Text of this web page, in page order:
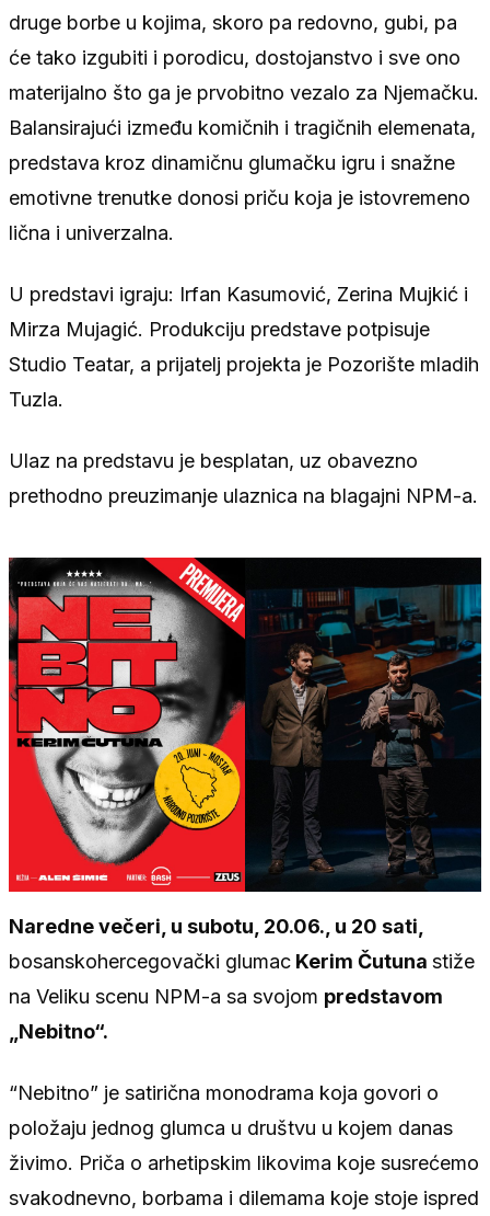
druge borbe u kojima, skoro pa redovno, gubi, pa
će tako izgubiti i porodicu, dostojanstvo i sve ono
materijalno što ga je prvobitno vezalo za Njemačku.
Balansirajući između komičnih i tragičnih elemenata,
predstava kroz dinamičnu glumačku igru i snažne
emotivne trenutke donosi priču koja je istovremeno
lična i univerzalna.
U predstavi igraju: Irfan Kasumović, Zerina Mujkić i
Mirza Mujagić. Produkciju predstave potpisuje
Studio Teatar, a prijatelj projekta je Pozorište mladih
Tuzla.
Ulaz na predstavu je besplatan, uz obavezno
prethodno preuzimanje ulaznica na blagajni NPM-a.
Naredne večeri, u subotu, 20.06., u 20 sati,
bosanskohercegovački glumac Kerim Čutuna stiže
na Veliku scenu NPM-a sa svojom predstavom
„Nebitno“.
“Nebitno” je satirična monodrama koja govori o
položaju jednog glumca u društvu u kojem danas
živimo. Priča o arhetipskim likovima koje susrećemo
svakodnevno, borbama i dilemama koje stoje ispred